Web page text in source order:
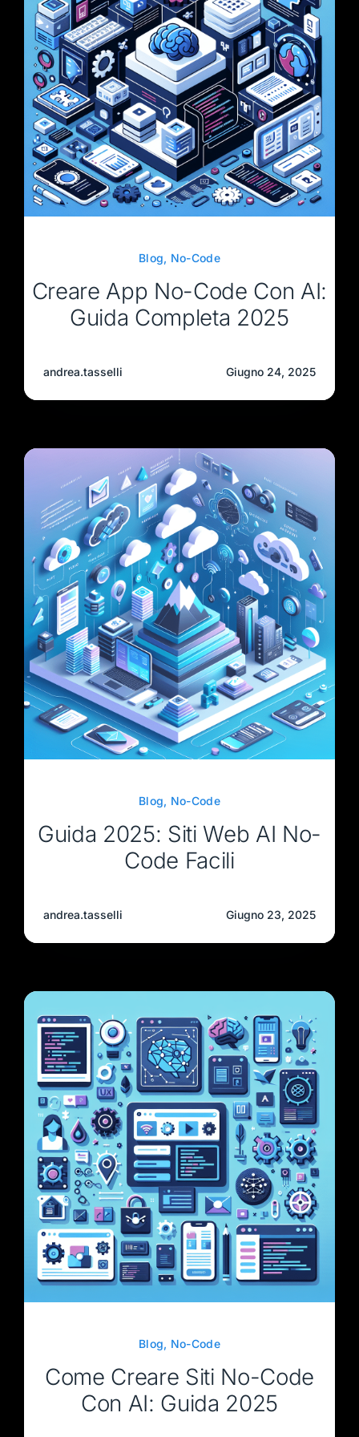
Blog, No-Code
Creare App No-Code Con AI:
Guida Completa 2025
andrea.tasselli Giugno 24, 2025
Blog, No-Code
Guida 2025: Siti Web AI No-
Code Facili
andrea.tasselli Giugno 23, 2025
Blog, No-Code
Come Creare Siti No-Code
Con AI: Guida 2025